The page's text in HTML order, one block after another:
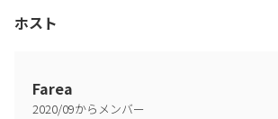
ホスト
Farea
2020/09からメンバー